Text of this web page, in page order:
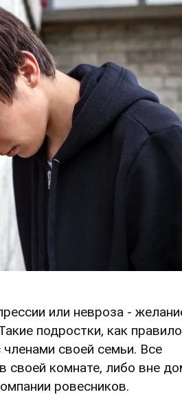
или невроза -
подростки, как
своей семьи. Все
своей комнате, либо вне
ровесников.